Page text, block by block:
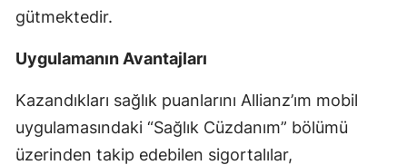
Kütahya
Malatya
gütmektedir.
Uygulamanın Avantajları
Kazandıkları sağlık puanlarını Allianz’ım mobil
uygulamasındaki “Sağlık Cüzdanım” bölümü
üzerinden takip edebilen sigortalılar,